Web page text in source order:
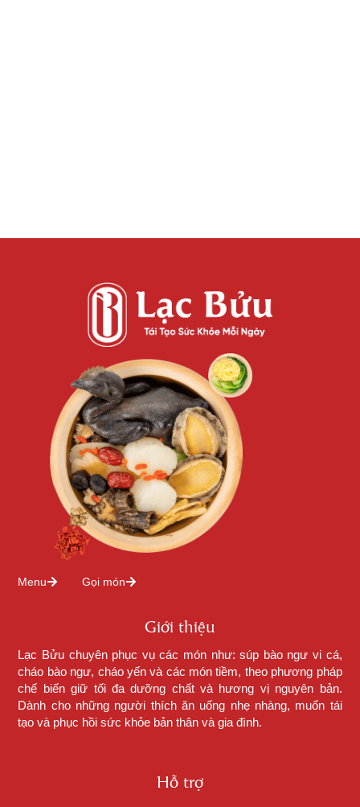
Menu Gọi món
Giới thiệu
Lạc Bửu chuyên phục vụ các món như: súp bào ngư vi cá,
cháo bào ngư, cháo yến và các món tiềm, theo phương pháp
chế biến giữ tối đa dưỡng chất và hương vị nguyên bản.
Dành cho những người thích ăn uống nhẹ nhàng, muốn tái
tạo và phục hồi sức khỏe bản thân và gia đình.
Hỗ trợ